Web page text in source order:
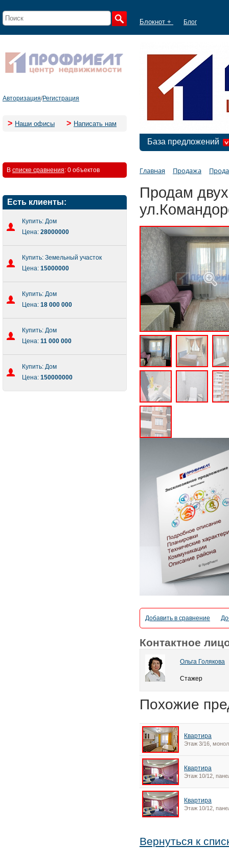
Блокнот + Блог
Авторизация/Регистрация
> Наши офисы > Написать нам
База предложений
В списке сравнения: 0 объектов
Есть клиенты:
Купить: Дом
Цена: 28000000
Купить: Земельный участок
Цена: 15000000
Купить: Дом
Цена: 18 000 000
Купить: Дом
Цена: 11 000 000
Купить: Дом
Цена: 150000000
Главная Продажа
Продам
Добавить в сравнение
Контактное
Ольга Голякова
Стажер
Похожие
Квартира
Этаж 3/16,
Квартира
Этаж 10/12,
Квартира
Этаж 10/12,
Вернуться к